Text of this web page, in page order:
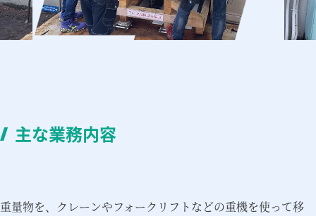
主な業務内容
重量物を、クレーンやフォークリフトなどの重機を使って移